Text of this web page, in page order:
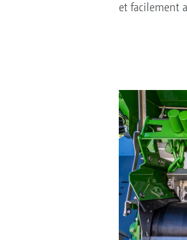
et facilement